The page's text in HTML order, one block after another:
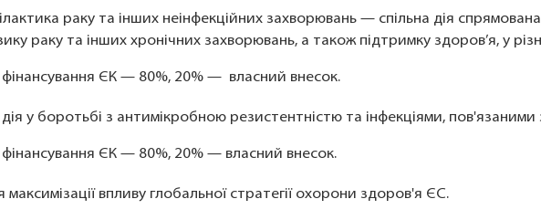
раку та інших неінфекційних захворювань — спільна дія
раку та інших хронічних захворювань, а також підтримку здоров’я, у
ЄК — 80%, 20% — власний внесок.
у боротьбі з антимікробною резистентністю та інфекціями,
ЄК — 80%, 20% — власний внесок.
максимізації впливу глобальної стратегії охорони здоров'я ЄС.